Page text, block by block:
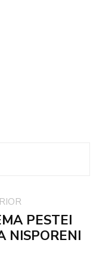
PESTEI
NISPORENI